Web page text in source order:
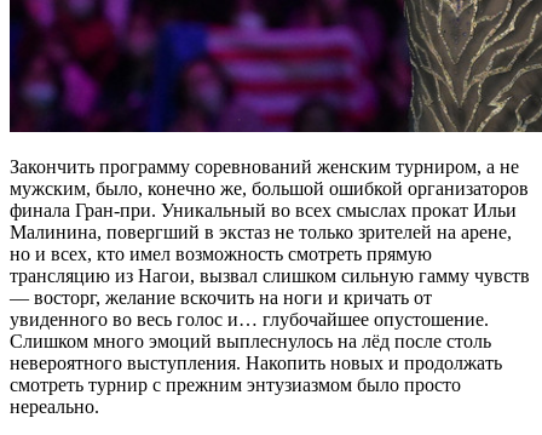
Закончить программу соревнований женским турниром, а не
мужским, было, конечно же, большой ошибкой организаторов
финала Гран-при. Уникальный во всех смыслах прокат Ильи
Малинина, повергший в экстаз не только зрителей на арене,
но и всех, кто имел возможность смотреть прямую
трансляцию из Нагои, вызвал слишком сильную гамму чувств
— восторг, желание вскочить на ноги и кричать от
увиденного во весь голос и… глубочайшее опустошение.
Слишком много эмоций выплеснулось на лёд после столь
невероятного выступления. Накопить новых и продолжать
смотреть турнир с прежним энтузиазмом было просто
нереально.